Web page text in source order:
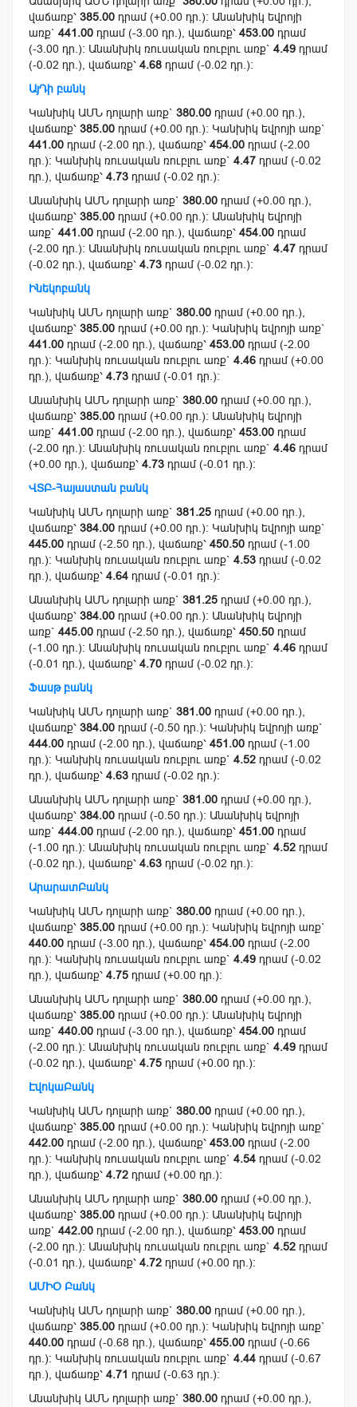
վաճառք՝ 385.00 դրամ (+0.00 դր.): Անանխիկ եվրոյի
առք` 441.00 դրամ (-3.00 դր.), վաճառք՝ 453.00 դրամ
(-3.00 դր.): Անանխիկ ռուսական ռուբլու առք` 4.49 դրամ
(-0.02 դր.), վաճառք՝ 4.68 դրամ (-0.02 դր.):
ԱյԴի բանկ
Կանխիկ ԱՄՆ դոլարի առք` 380.00 դրամ (+0.00 դր.),
վաճառք՝ 385.00 դրամ (+0.00 դր.): Կանխիկ եվրոյի առք`
441.00 դրամ (-2.00 դր.), վաճառք՝ 454.00 դրամ (-2.00
դր.): Կանխիկ ռուսական ռուբլու առք` 4.47 դրամ (-0.02
դր.), վաճառք՝ 4.73 դրամ (-0.02 դր.):
Անանխիկ ԱՄՆ դոլարի առք` 380.00 դրամ (+0.00 դր.),
վաճառք՝ 385.00 դրամ (+0.00 դր.): Անանխիկ եվրոյի
առք` 441.00 դրամ (-2.00 դր.), վաճառք՝ 454.00 դրամ
(-2.00 դր.): Անանխիկ ռուսական ռուբլու առք` 4.47 դրամ
(-0.02 դր.), վաճառք՝ 4.73 դրամ (-0.02 դր.):
Ինեկոբանկ
Կանխիկ ԱՄՆ դոլարի առք` 380.00 դրամ (+0.00 դր.),
վաճառք՝ 385.00 դրամ (+0.00 դր.): Կանխիկ եվրոյի առք`
441.00 դրամ (-2.00 դր.), վաճառք՝ 453.00 դրամ (-2.00
դր.): Կանխիկ ռուսական ռուբլու առք` 4.46 դրամ (+0.00
դր.), վաճառք՝ 4.73 դրամ (-0.01 դր.):
Անանխիկ ԱՄՆ դոլարի առք` 380.00 դրամ (+0.00 դր.),
վաճառք՝ 385.00 դրամ (+0.00 դր.): Անանխիկ եվրոյի
առք` 441.00 դրամ (-2.00 դր.), վաճառք՝ 453.00 դրամ
(-2.00 դր.): Անանխիկ ռուսական ռուբլու առք` 4.46 դրամ
(+0.00 դր.), վաճառք՝ 4.73 դրամ (-0.01 դր.):
ՎՏԲ-Հայաստան բանկ
Կանխիկ ԱՄՆ դոլարի առք` 381.25 դրամ (+0.00 դր.),
վաճառք՝ 384.00 դրամ (+0.00 դր.): Կանխիկ եվրոյի առք`
445.00 դրամ (-2.50 դր.), վաճառք՝ 450.50 դրամ (-1.00
դր.): Կանխիկ ռուսական ռուբլու առք` 4.53 դրամ (-0.02
դր.), վաճառք՝ 4.64 դրամ (-0.01 դր.):
Անանխիկ ԱՄՆ դոլարի առք` 381.25 դրամ (+0.00 դր.),
վաճառք՝ 384.00 դրամ (+0.00 դր.): Անանխիկ եվրոյի
առք` 445.00 դրամ (-2.50 դր.), վաճառք՝ 450.50 դրամ
(-1.00 դր.): Անանխիկ ռուսական ռուբլու առք` 4.46 դրամ
(-0.01 դր.), վաճառք՝ 4.70 դրամ (-0.02 դր.):
Ֆասթ բանկ
Կանխիկ ԱՄՆ դոլարի առք` 381.00 դրամ (+0.00 դր.),
վաճառք՝ 384.00 դրամ (-0.50 դր.): Կանխիկ եվրոյի առք`
444.00 դրամ (-2.00 դր.), վաճառք՝ 451.00 դրամ (-1.00
դր.): Կանխիկ ռուսական ռուբլու առք` 4.52 դրամ (-0.02
դր.), վաճառք՝ 4.63 դրամ (-0.02 դր.):
Անանխիկ ԱՄՆ դոլարի առք` 381.00 դրամ (+0.00 դր.),
վաճառք՝ 384.00 դրամ (-0.50 դր.): Անանխիկ եվրոյի
առք` 444.00 դրամ (-2.00 դր.), վաճառք՝ 451.00 դրամ
(-1.00 դր.): Անանխիկ ռուսական ռուբլու առք` 4.52 դրամ
(-0.02 դր.), վաճառք՝ 4.63 դրամ (-0.02 դր.):
ԱրարատԲանկ
Կանխիկ ԱՄՆ դոլարի առք` 380.00 դրամ (+0.00 դր.),
վաճառք՝ 385.00 դրամ (+0.00 դր.): Կանխիկ եվրոյի առք`
440.00 դրամ (-3.00 դր.), վաճառք՝ 454.00 դրամ (-2.00
դր.): Կանխիկ ռուսական ռուբլու առք` 4.49 դրամ (-0.02
դր.), վաճառք՝ 4.75 դրամ (+0.00 դր.):
Անանխիկ ԱՄՆ դոլարի առք` 380.00 դրամ (+0.00 դր.),
վաճառք՝ 385.00 դրամ (+0.00 դր.): Անանխիկ եվրոյի
առք` 440.00 դրամ (-3.00 դր.), վաճառք՝ 454.00 դրամ
(-2.00 դր.): Անանխիկ ռուսական ռուբլու առք` 4.49 դրամ
(-0.02 դր.), վաճառք՝ 4.75 դրամ (+0.00 դր.):
ԷվոկաԲանկ
Կանխիկ ԱՄՆ դոլարի առք` 380.00 դրամ (+0.00 դր.),
վաճառք՝ 385.00 դրամ (+0.00 դր.): Կանխիկ եվրոյի առք`
442.00 դրամ (-2.00 դր.), վաճառք՝ 453.00 դրամ (-2.00
դր.): Կանխիկ ռուսական ռուբլու առք` 4.54 դրամ (-0.02
դր.), վաճառք՝ 4.72 դրամ (+0.00 դր.):
Անանխիկ ԱՄՆ դոլարի առք` 380.00 դրամ (+0.00 դր.),
վաճառք՝ 385.00 դրամ (+0.00 դր.): Անանխիկ եվրոյի
առք` 442.00 դրամ (-2.00 դր.), վաճառք՝ 453.00 դրամ
(-2.00 դր.): Անանխիկ ռուսական ռուբլու առք` 4.52 դրամ
(-0.01 դր.), վաճառք՝ 4.72 դրամ (+0.00 դր.):
ԱՄԻՕ Բանկ
Կանխիկ ԱՄՆ դոլարի առք` 380.00 դրամ (+0.00 դր.),
վաճառք՝ 385.00 դրամ (+0.00 դր.): Կանխիկ եվրոյի առք`
440.00 դրամ (-0.68 դր.), վաճառք՝ 455.00 դրամ (-0.66
դր.): Կանխիկ ռուսական ռուբլու առք` 4.44 դրամ (-0.67
դր.), վաճառք՝ 4.71 դրամ (-0.63 դր.):
Անանխիկ ԱՄՆ դոլարի առք` 380.00 դրամ (+0.00 դր.),